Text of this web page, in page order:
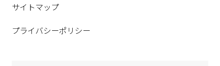
サイトマップ
プライバシーポリシー